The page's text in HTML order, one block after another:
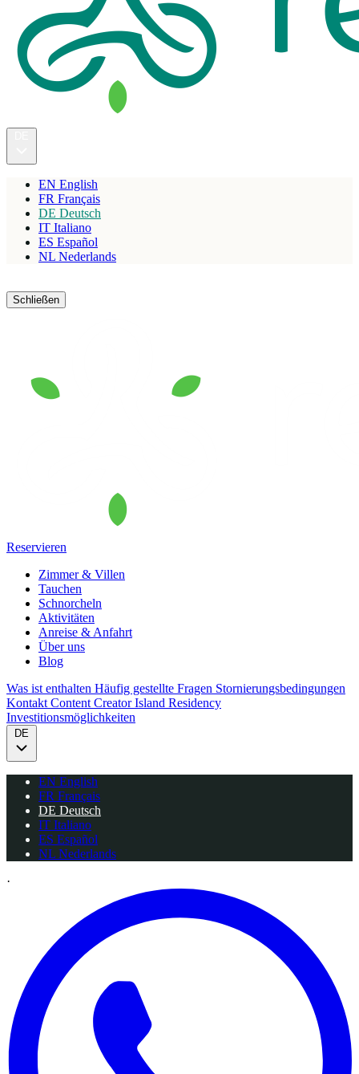
EN English
FR Français
DE Deutsch
IT Italiano
ES Español
NL Nederlands
Schließen
Reservieren
Zimmer & Villen
Tauchen
Schnorcheln
Aktivitäten
Anreise & Anfahrt
Über uns
Blog
Was ist enthalten Häufig gestellte Fragen Stornierungsbedingungen
Kontakt Content CreatorIsland Residency
Investitionsmöglichkeiten
DE
EN English
FR Français
DE Deutsch
IT Italiano
ES Español
NL Nederlands
·